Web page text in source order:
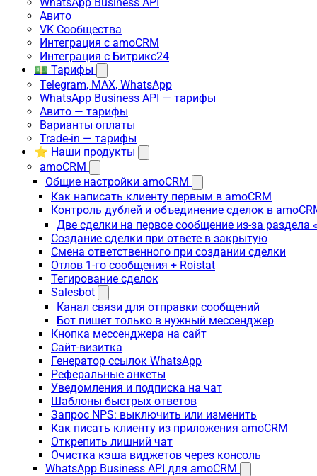
Авито
VK Сообщества
Интеграция с amoCRM
Интеграция с Битрикс24
💵 Тарифы
Telegram, MAX, WhatsApp
WhatsApp Business API — тарифы
Авито — тарифы
Варианты оплаты
Trade-in — тарифы
⭐ Наши продукты
amoCRM
Общие настройки amoCRM
Как написать клиенту первым в amoCRM
Контроль дублей и объединение сделок в
Две сделки на первое сообщение из-за раздела
Создание сделки при ответе в закрытую
Смена ответственного при создании сделки
Отлов 1-го сообщения + Roistat
Тегирование сделок
Salesbot
Канал связи для отправки сообщений
Бот пишет только в нужный мессенджер
Кнопка мессенджера на сайт
Сайт-визитка
Генератор ссылок WhatsApp
Реферальные анкеты
Уведомления и подписка на чат
Шаблоны быстрых ответов
Запрос NPS: выключить или изменить
Как писать клиенту из приложения amoCRM
Открепить лишний чат
Очистка кэша виджетов через консоль
WhatsApp Business API для amoCRM